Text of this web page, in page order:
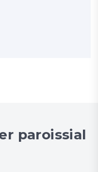
paroissial